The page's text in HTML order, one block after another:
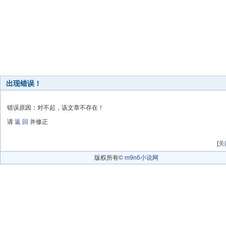
出现错误！
错误原因：对不起，该文章不存在！
请 返 回 并修正
[关
版权所有© m9n6小说网